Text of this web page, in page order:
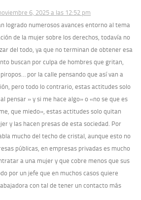
6, 2025 a las 12:52 pm
logrado numerosos avances entorno al tema
de la mujer sobre los derechos, todavía no
del todo, ya que no terminan de obtener esa
buscan por culpa de hombres que gritan,
por la calle pensando que así van a
pero todo lo contrario, estas actitudes solo
pensar » y si me hace algo» o «no se que es
que miedo», estas actitudes solo quitan
y las hacen presas de esta sociedad. Por
mucho del techo de cristal, aunque esto no
públicas, en empresas privadas es mucho
a una mujer y que cobre menos que sus
por un jefe que en muchos casos quiere
con tal de tener un contacto más